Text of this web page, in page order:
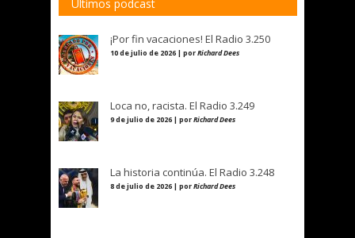
Últimos podcast
¡Por fin vacaciones! El Radio 3.250
10 de julio de 2026 | porRichard Dees
Loca no, racista. El Radio 3.249
9 de julio de 2026 | porRichard Dees
La historia continúa. El Radio 3.248
8 de julio de 2026 | porRichard Dees